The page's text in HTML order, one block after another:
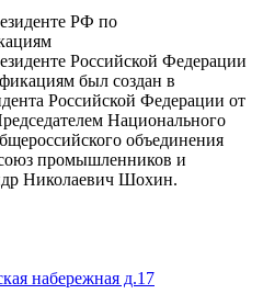
РФ по
Российской Федерации
был создан в
Российской Федерации от
Национального
объединения
промышленников и
Николаевич Шохин.
набережная д.17